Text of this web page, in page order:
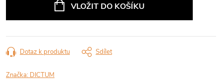
VLOŽIT DO KOŠÍKU
Dotaz k produktu Sdílet
Značka: DICTUM